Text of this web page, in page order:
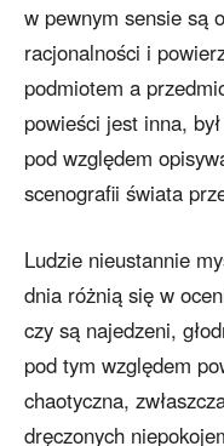
w pewnym sensie są
racjonalności i
podmiotem a
powieści jest inna,
pod względem
scenografii świata
Ludzie nieustannie
dnia różnią się w
czy są najedzeni,
pod tym względem
chaotyczna,
dręczonych